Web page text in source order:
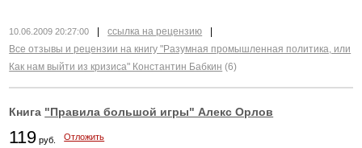
10.06.2009 20:27:00 ссылка на рецензию
Все отзывы и рецензии на книгу "Разумная промышленная политика, или
Как нам выйти из кризиса" Константин Бабкин (6)
Книга "Правила большой игры" Алекс Орлов
119 руб. Отложить